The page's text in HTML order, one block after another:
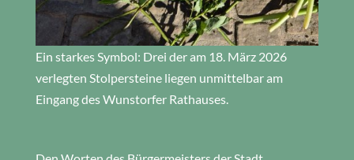
Ein starkes Symbol: Drei der am 18. März 2026
verlegten Stolpersteine liegen unmittelbar am
Eingang des Wunstorfer Rathauses.